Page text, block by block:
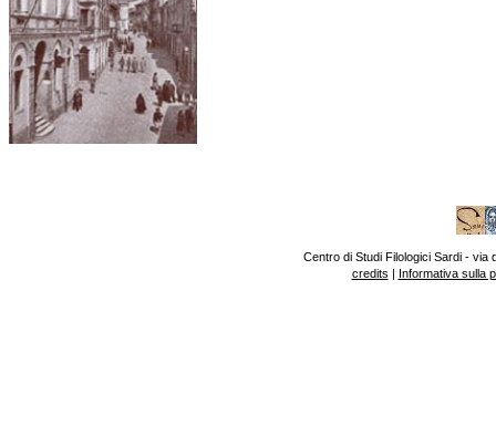
Centro di Studi Filologici Sardi - via
credits | Informativa sulla